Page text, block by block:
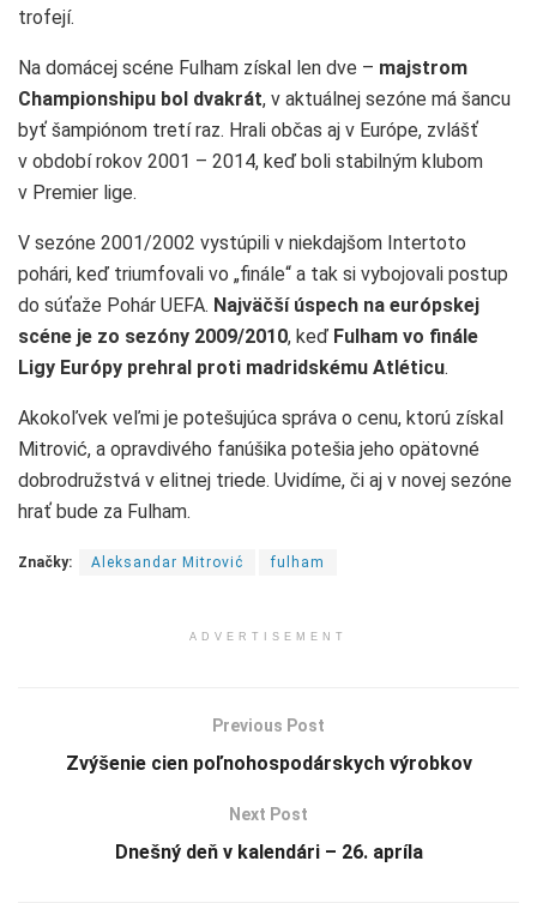
trofejí.
Na domácej scéne Fulham získal len dve – majstrom
Championshipu bol dvakrát, v aktuálnej sezóne má šancu
byť šampiónom tretí raz. Hrali občas aj v Európe, zvlášť
v období rokov 2001 – 2014, keď boli stabilným klubom
v Premier lige.
V sezóne 2001/2002 vystúpili v niekdajšom Intertoto
pohári, keď triumfovali vo „finále“ a tak si vybojovali postup
do súťaže Pohár UEFA. Najväčší úspech na európskej
scéne je zo sezóny 2009/2010, keď Fulham vo finále
Ligy Európy prehral proti madridskému Atléticu.
Akokoľvek veľmi je potešujúca správa o cenu, ktorú získal
Mitrović, a opravdivého fanúšika potešia jeho opätovné
dobrodružstvá v elitnej triede. Uvidíme, či aj v novej sezóne
hrať bude za Fulham.
Značky: Aleksandar Mitrović fulham
ADVERTISEMENT
Previous Post
Zvýšenie cien poľnohospodárskych výrobkov
Next Post
Dnešný deň v kalendári – 26. apríla